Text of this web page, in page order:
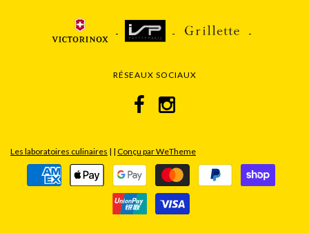
RÉSEAUX SOCIAUX
Les laboratoires culinaires | | Conçu par WeTheme